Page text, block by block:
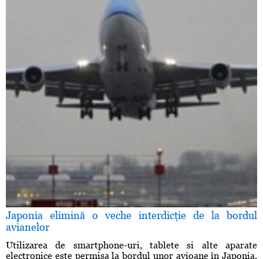
Japonia elimină o veche interdicţie de la bordul
avianelor
Utilizarea de smartphone-uri, tablete si alte aparate
electronice este permisa la bordul unor avioane în Japonia,